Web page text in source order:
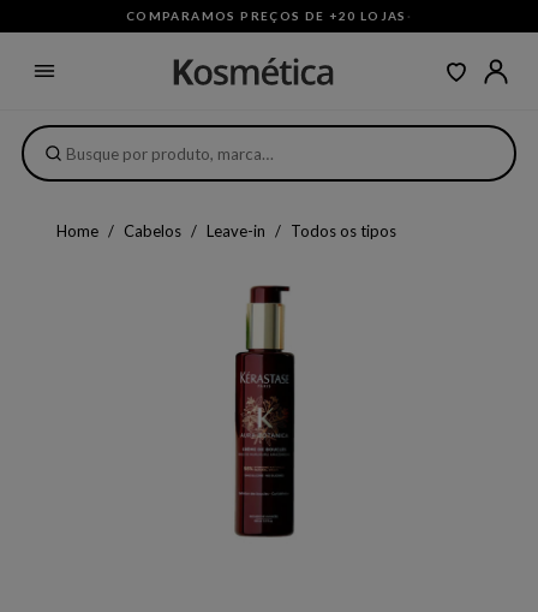
COMPARAMOS PREÇOS DE +20 LOJAS ·
Home Cabelos Leave-in Todos os tipos